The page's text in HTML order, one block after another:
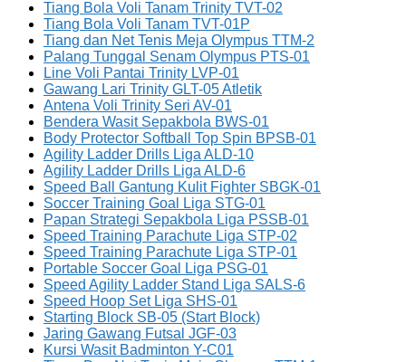
Tiang Bola Voli Tanam Trinity TVT-02
Tiang Bola Voli Tanam TVT-01P
Tiang dan Net Tenis Meja Olympus TTM-2
Palang Tunggal Senam Olympus PTS-01
Line Voli Pantai Trinity LVP-01
Gawang Lari Trinity GLT-05 Atletik
Antena Voli Trinity Seri AV-01
Bendera Wasit Sepakbola BWS-01
Body Protector Softball Top Spin BPSB-01
Agility Ladder Drills Liga ALD-10
Agility Ladder Drills Liga ALD-6
Speed Ball Gantung Kulit Fighter SBGK-01
Soccer Training Goal Liga STG-01
Papan Strategi Sepakbola Liga PSSB-01
Speed Training Parachute Liga STP-02
Speed Training Parachute Liga STP-01
Portable Soccer Goal Liga PSG-01
Speed Agility Ladder Stand Liga SALS-6
Speed Hoop Set Liga SHS-01
Starting Block SB-05 (Start Block)
Jaring Gawang Futsal JGF-03
Kursi Wasit Badminton Y-C01